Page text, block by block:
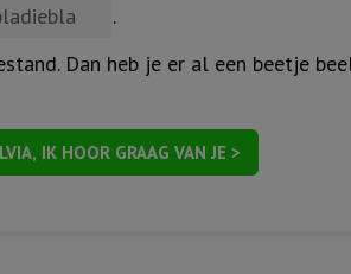
.
Dan heb je er al een beetje